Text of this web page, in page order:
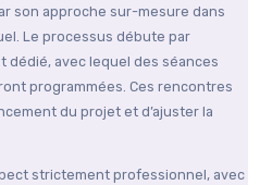
son approche sur-mesure dans
Le processus débute par
dédié, avec lequel des séances
programmées. Ces rencontres
du projet et d’ajuster la
strictement professionnel, avec